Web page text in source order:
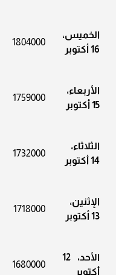
الخميس،
16 أكتوبر
1804000
الأربعاء،
15 أكتوبر
1759000
الثلاثاء،
14 أكتوبر
1732000
الإثنين،
13 أكتوبر
1718000
الأحد، 12
أكتوبر
1680000